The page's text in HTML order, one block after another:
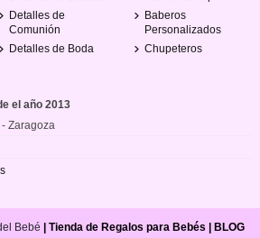
Detalles de
Comunión
Detalles de Boda
Baberos
Personalizados
Chupeteros
el año 2013
Zaragoza
Bebé | Tienda de Regalos para Bebés | BLOG